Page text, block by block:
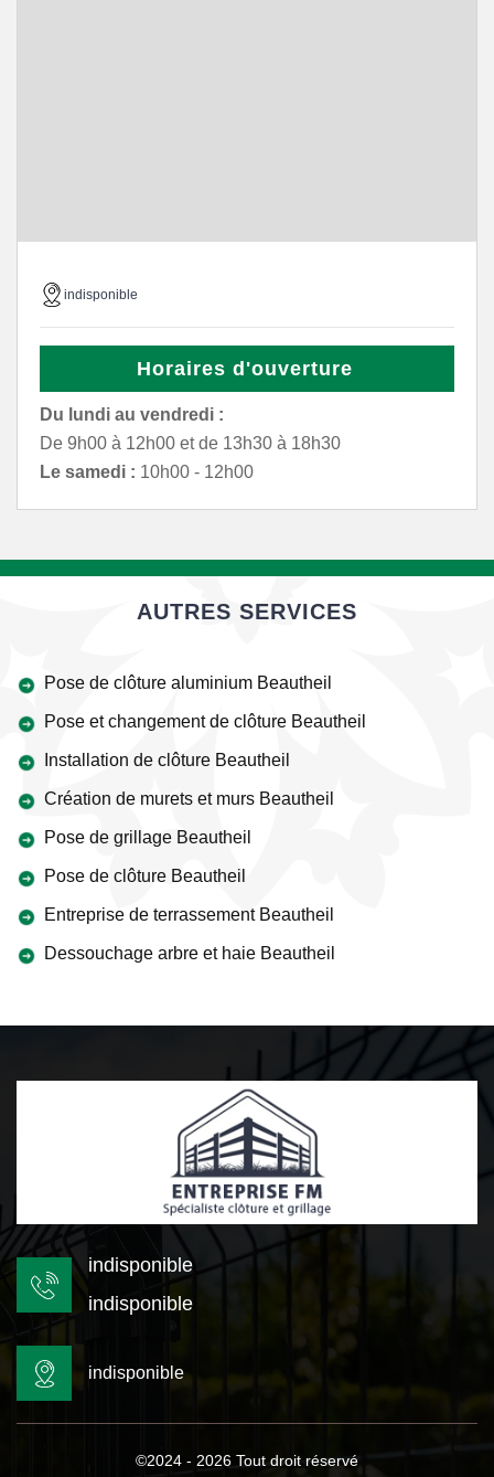
indisponible
Horaires d'ouverture
Du lundi au vendredi :
De 9h00 à 12h00 et de 13h30 à 18h30
Le samedi : 10h00 - 12h00
AUTRES SERVICES
Pose de clôture aluminium Beautheil
Pose et changement de clôture Beautheil
Installation de clôture Beautheil
Création de murets et murs Beautheil
Pose de grillage Beautheil
Pose de clôture Beautheil
Entreprise de terrassement Beautheil
Dessouchage arbre et haie Beautheil
indisponible
indisponible
indisponible
©2024 - 2026 Tout droit réservé